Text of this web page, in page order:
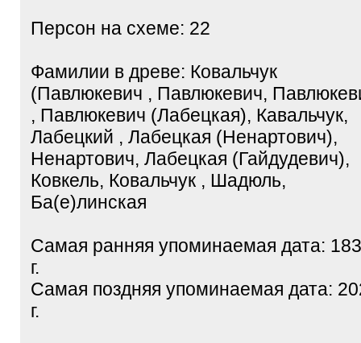
Персон на схеме: 22
Фамилии в древе: Ковальчук
(Павлюкевич , Павлюкевич,
, Павлюкевич (Лабецкая), Кавальчук,
Лабецкий , Лабецкая (Ненартович),
Ненартович, Лабецкая (Гайдудевич),
Ковкель, Ковальчук , Шадюль,
Ба(е)линская
Самая ранняя упоминаемая дата:
г.
Самая поздняя упоминаемая дата:
г.